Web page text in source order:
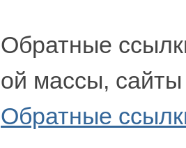
Обратные
ой массы,
Обратные